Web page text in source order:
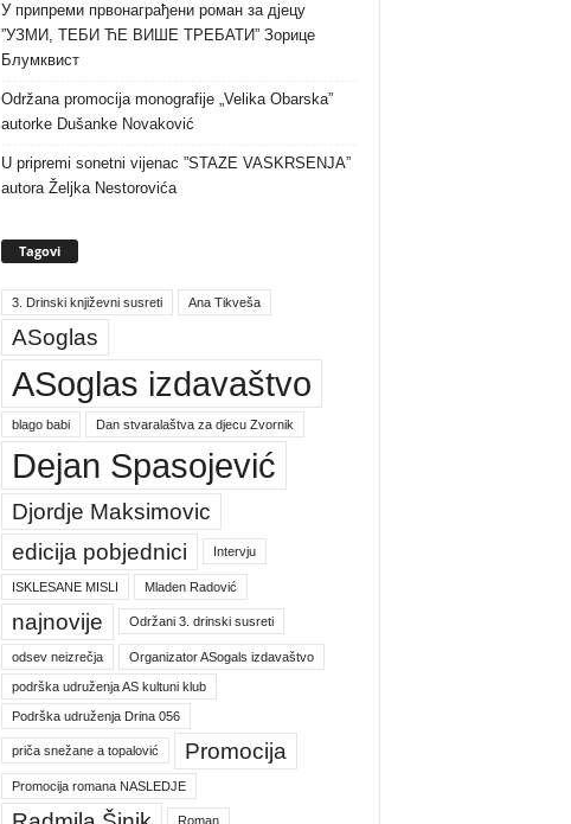
У припреми првонаграђени роман за дјецу
”УЗМИ, ТЕБИ ЋЕ ВИШЕ ТРЕБАТИ” Зорице
Блумквист
Održana promocija monografije „Velika Obarska”
autorke Dušanke Novaković
U pripremi sonetni vijenac ”STAZE VASKRSENJA”
autora Željka Nestorovića
Tagovi
3. Drinski književni susreti Ana Tikveša
ASoglas
ASoglas izdavaštvo
blago babi Dan stvaralaštva za djecu Zvornik
Dejan Spasojević
Djordje Maksimovic
edicija pobjednici
Intervju
ISKLESANE MISLI Mladen Radović
najnovije Održani 3. drinski susreti
odsev neizrečja Organizator ASogals izdavaštvo
podrška udruženja AS kultuni klub
Podrška udruženja Drina 056
priča snežane a topalović Promocija
Promocija romana NASLEDJE
Roman